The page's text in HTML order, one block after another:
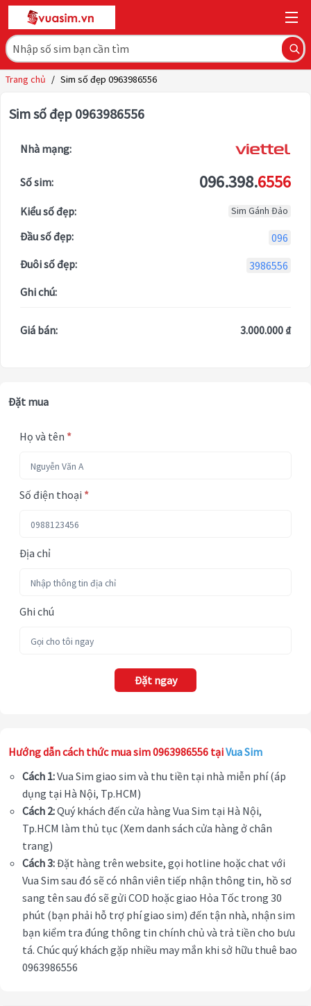
Trang chủ / Sim số đẹp 0963986556
Sim số đẹp 0963986556
Nhà mạng:
Số sim: 096.398.6556
Kiểu số đẹp: Sim Gánh Đảo
Đầu số đẹp:
096
Đuôi số đẹp:
3986556
Ghi chú:
Giá bán: 3.000.000 ₫
Đặt mua
Họ và tên *
Số điện thoại *
Địa chỉ
Ghi chú
Đặt ngay
Hướng dẫn cách thức mua sim 0963986556 tạiVua Sim
Cách 1:Vua Sim giao sim và thu tiền tại nhà miễn phí (áp
dụng tại Hà Nội, Tp.HCM)
Cách 2:Quý khách đến cửa hàng Vua Sim tại Hà Nội,
Tp.HCM làm thủ tục (Xem danh sách cửa hàng ở chân
trang)
Cách 3:Đặt hàng trên website, gọi hotline hoặc chat với
Vua Sim sau đó sẽ có nhân viên tiếp nhận thông tin, hồ sơ
sang tên sau đó sẽ gửi COD hoặc giao Hỏa Tốc trong 30
phút (bạn phải hỗ trợ phí giao sim) đến tận nhà, nhận sim
bạn kiểm tra đúng thông tin chính chủ và trả tiền cho bưu
tá. Chúc quý khách gặp nhiều may mắn khi sở hữu thuê bao
0963986556